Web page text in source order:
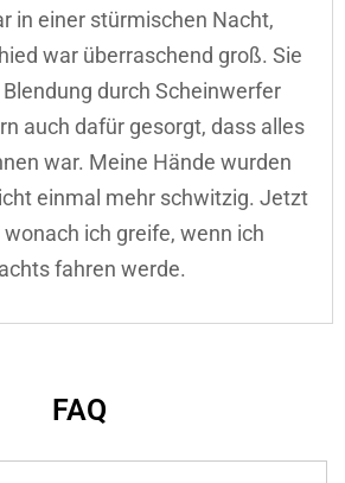
in einer stürmischen Nacht,
war überraschend groß. Sie
durch Scheinwerfer
auch dafür gesorgt, dass alles
war. Meine Hände wurden
einmal mehr schwitzig. Jetzt
wonach ich greife, wenn ich
fahren werde.
FAQ